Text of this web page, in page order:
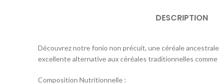
DESCRIPTION
Découvrez notre fonio non précuit, une céréale
excellente alternative aux céréales traditionnelles
Composition Nutritionnelle :